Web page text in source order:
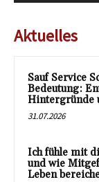
Aktuelles
Sauf Service
Bedeutung:
Hintergründe
31.07.2026
Ich fühle mit
und wie
Leben